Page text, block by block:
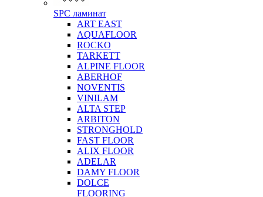
SPC ламинат
ART EAST
AQUAFLOOR
ROCKO
TARKETT
ALPINE FLOOR
ABERHOF
NOVENTIS
VINILAM
ALTA STEP
ARBITON
STRONGHOLD
FAST FLOOR
ALIX FLOOR
ADELAR
DAMY FLOOR
DOLCE
FLOORING